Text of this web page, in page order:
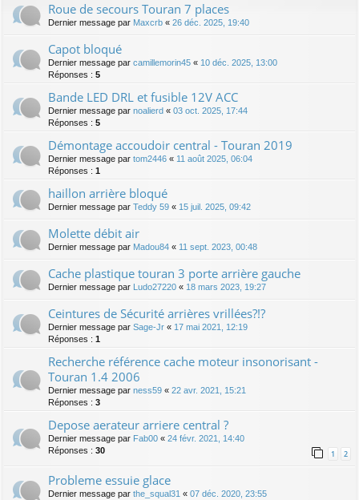
Roue de secours Touran 7 places
Dernier message par Maxcrb « 26 déc. 2025, 19:40
Capot bloqué
Dernier message par camillemorin45 « 10 déc. 2025, 13:00
Réponses : 5
Bande LED DRL et fusible 12V ACC
Dernier message par noalierd « 03 oct. 2025, 17:44
Réponses : 5
Démontage accoudoir central - Touran 2019
Dernier message par tom2446 « 11 août 2025, 06:04
Réponses : 1
haillon arrière bloqué
Dernier message par Teddy 59 « 15 juil. 2025, 09:42
Molette débit air
Dernier message par Madou84 « 11 sept. 2023, 00:48
Cache plastique touran 3 porte arrière gauche
Dernier message par Ludo27220 « 18 mars 2023, 19:27
Ceintures de Sécurité arrières vrillées?!?
Dernier message par Sage-Jr « 17 mai 2021, 12:19
Réponses : 1
Recherche référence cache moteur insonorisant -
Touran 1.4 2006
Dernier message par ness59 « 22 avr. 2021, 15:21
Réponses : 3
Depose aerateur arriere central ?
Dernier message par Fab00 « 24 févr. 2021, 14:40
Réponses : 30 1 2
Probleme essuie glace
Dernier message par the_squal31 « 07 déc. 2020, 23:55